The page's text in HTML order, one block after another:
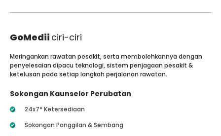
GoMedii ciri-ciri
Meringankan rawatan pesakit, serta membolehkannya dengan
penyelesaian dipacu teknologi, sistem penjagaan pesakit &
ketelusan pada setiap langkah perjalanan rawatan.
Sokongan Kaunselor Perubatan
24x7* Ketersediaan
Sokongan Panggilan & Sembang